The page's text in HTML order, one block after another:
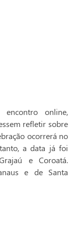
online,
refletir sobre
ocorrerá no
a data já foi
e Coroatá.
e de Santa